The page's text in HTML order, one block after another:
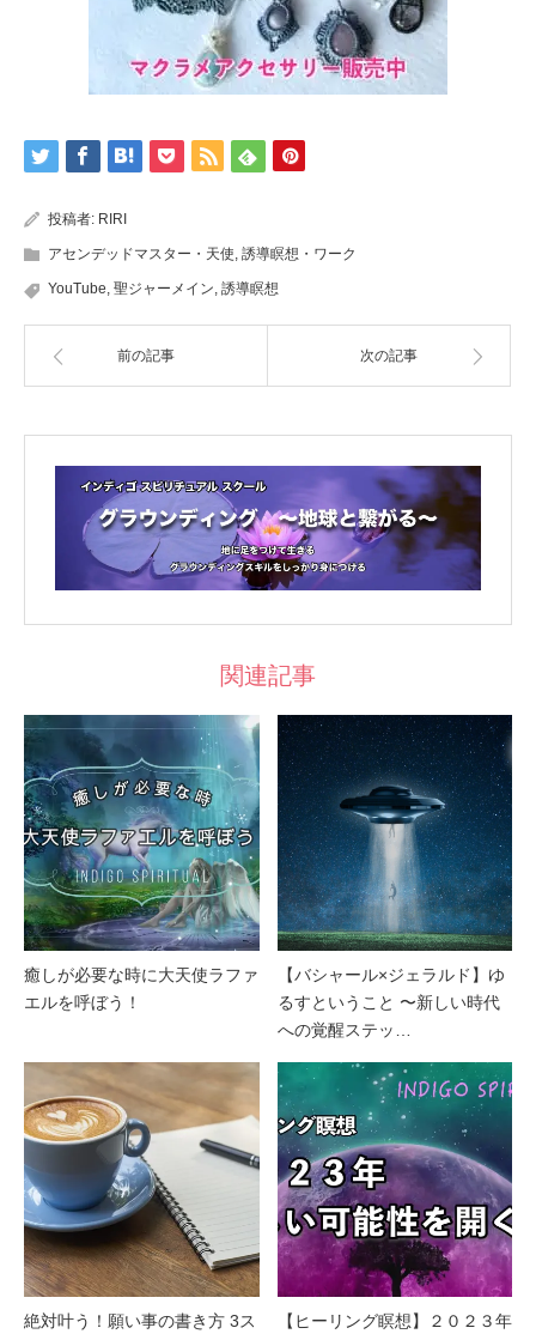
投稿者: RIRI
アセンデッドマスター・天使, 誘導瞑想・ワーク
YouTube, 聖ジャーメイン, 誘導瞑想
前の記事 次の記事
関連記事
癒しが必要な時に大天使ラファ
エルを呼ぼう！
【バシャール×ジェラルド】ゆ
るすということ 〜新しい時代
への覚醒ステッ…
絶対叶う！願い事の書き方 3ス
【ヒーリング瞑想】２０２３年